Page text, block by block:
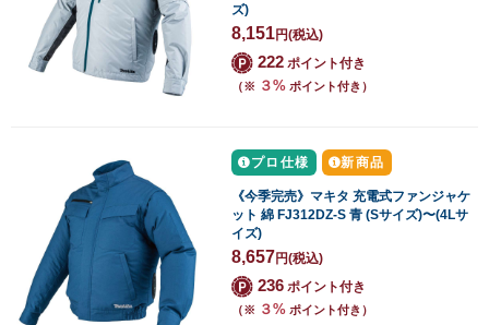
ズ)
8,151円(税込)
222 ポイント付き
（※ ３% ポイント付き）
プロ仕様 新商品
《今季完売》マキタ 充電式ファンジャケ
ット 綿 FJ312DZ-S 青 (Sサイズ)〜(4Lサ
イズ)
8,657円(税込)
236 ポイント付き
（※ ３% ポイント付き）